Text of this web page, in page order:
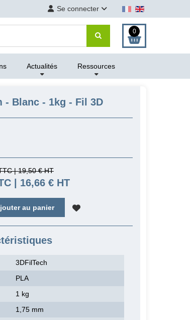
Se connecter
0
Actualités Ressources
- Blanc - 1kg - Fil 3D
| 19,50 € HT
| 16,66 € HT
au panier
3DFilTech
PLA
1 kg
1,75 mm